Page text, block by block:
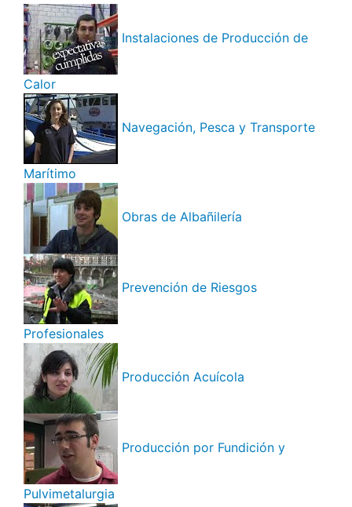
Instalaciones de Producción de
Calor
Navegación, Pesca y Transporte
Marítimo
Obras de Albañilería
Prevención de Riesgos
Profesionales
Producción Acuícola
Producción por Fundición y
Pulvimetalurgia